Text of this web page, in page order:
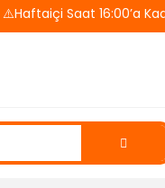
Saat 16:00’a Kadar